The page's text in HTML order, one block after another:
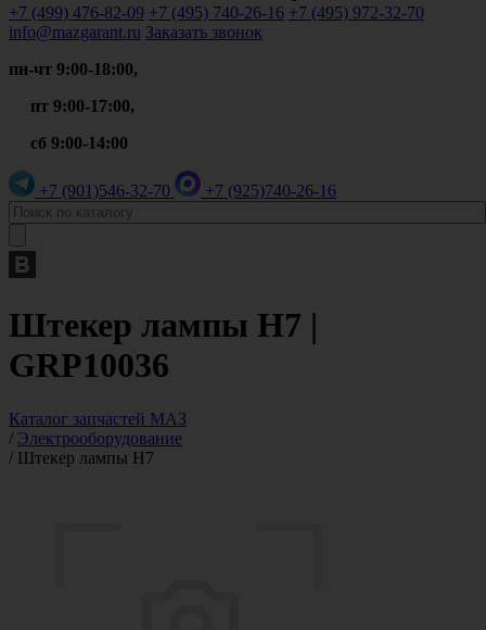
+7 (499) 476-82-09 +7 (495) 740-26-16 +7 (495) 972-32-70
info@mazgarant.ru Заказать звонок
пн-чт 9:00-18:00,
пт 9:00-17:00,
сб 9:00-14:00
+7 (901)546-32-70 +7 (925)740-26-16
Штекер лампы H7 |
GRP10036
Каталог запчастей МАЗ
/ Электрооборудование
/ Штекер лампы H7